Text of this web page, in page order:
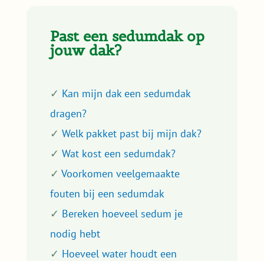
Past een sedumdak op
jouw dak?
✓ Kan mijn dak een sedumdak
dragen?
✓ Welk pakket past bij mijn dak?
✓ Wat kost een sedumdak?
✓ Voorkomen veelgemaakte
fouten bij een sedumdak
✓ Bereken hoeveel sedum je
nodig hebt
✓ Hoeveel water houdt een